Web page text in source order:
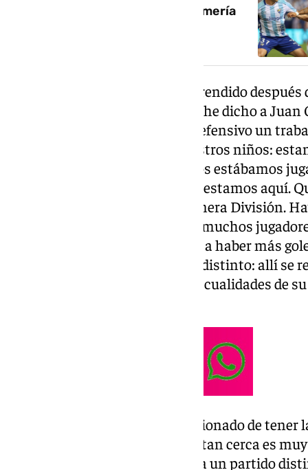
Empate a nada en un Málaga-Almería
Funes valora y se muestra sorprendido
choque frente al Almería: «Se lo he dicho a
goles. Ellos han hecho a nivel defensivo un
contentos. Se lo he dicho a nuestros niños:
Hace unas temporadas nosotros estábamos
contra su filial y la mitad ahora estamos aquí.
estamos a un gol de subir a Primera División.
jugadores con mucho talento y muchos
División y creo que allí sí que va a haber más
ya sabemos que es otro partido distinto: allí se
Baptistao por Puigmal y por las cualidades de
Además, el preparador está ilusionado de
sabe que no será fácil: «Tenerlo tan cerca es
hay que recuperar bien y hoy era un partido